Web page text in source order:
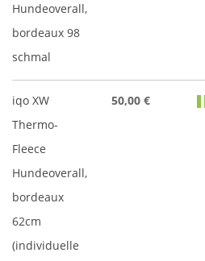
Hundeoverall,
bordeaux 98
schmal
iqo XW
Thermo-
Fleece
Hundeoverall,
bordeaux
62cm
(individuelle
50,00 €